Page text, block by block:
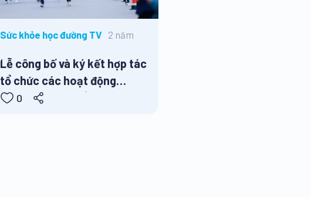
Sức khỏe học đường TV 2 năm
Lễ công bố và ký kết hợp tác
tổ chức các hoạt động
truyền thông thể thao
0